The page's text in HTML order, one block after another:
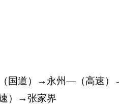
道）→永州—（高速）
）→张家界